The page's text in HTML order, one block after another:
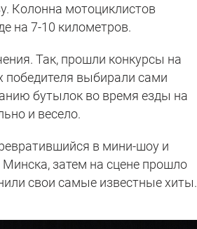
Колонна мотоциклистов
на 7-10 километров.
Так, прошли конкурсы на
выбирали сами
бутылок во время езды на
и весело.
в мини-шоу и
затем на сцене прошло
свои самые известные хиты.